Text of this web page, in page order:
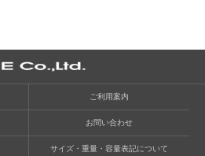
ご利用案内
お問い合わせ
サイズ・重量・容量表記について